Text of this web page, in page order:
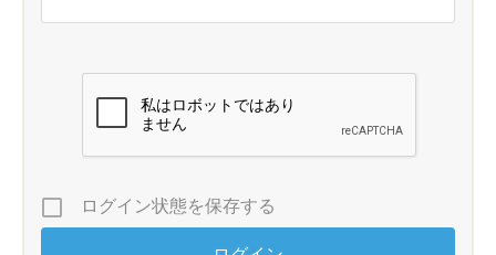
ログイン状態を保存する